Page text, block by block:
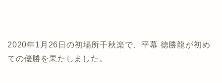
2020年1月26日の初場所千秋楽で、平幕 徳勝龍が初め
ての優勝を果たしました。